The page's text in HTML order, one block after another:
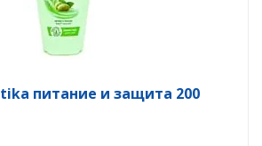
питание и защита 200